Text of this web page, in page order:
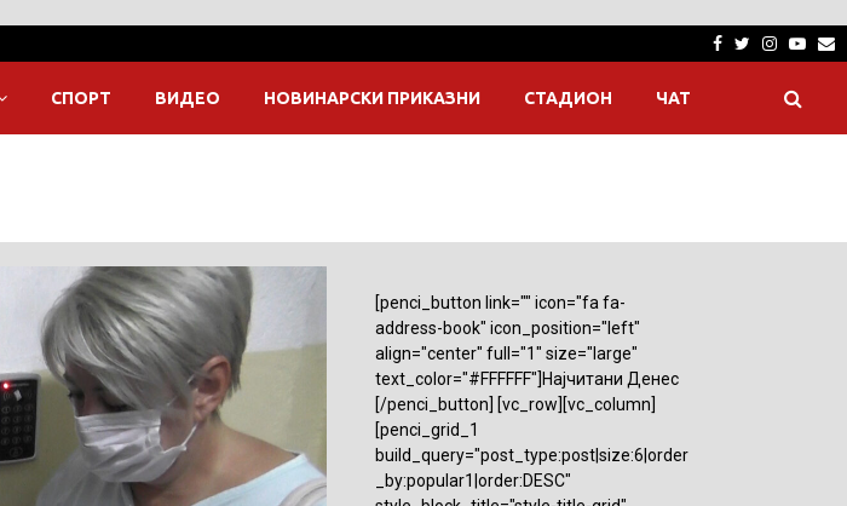
Facebook
Twitter
СПОРТ ВИДЕО НОВИНАРСКИ ПРИКАЗНИ СТАДИОН ЧАТ
[penci_button link="" icon="fa fa-
address-book" icon_position="left"
align="center" full="1" size="large"
text_color="#FFFFFF"]Најчитани Денес
[/penci_button] [vc_row][vc_column]
[penci_grid_1
build_query="post_type:post|size:6|order
_by:popular1|order:DESC"